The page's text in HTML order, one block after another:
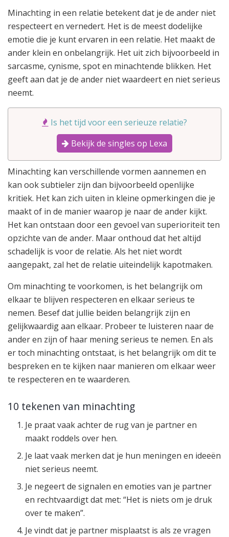
Minachting in een relatie betekent dat je de ander niet
respecteert en vernedert. Het is de meest dodelijke
emotie die je kunt ervaren in een relatie. Het maakt de
ander klein en onbelangrijk. Het uit zich bijvoorbeeld in
sarcasme, cynisme, spot en minachtende blikken. Het
geeft aan dat je de ander niet waardeert en niet serieus
neemt.
Is het tijd voor een serieuze relatie?
Bekijk de singles op Lexa
Minachting kan verschillende vormen aannemen en
kan ook subtieler zijn dan bijvoorbeeld openlijke
kritiek. Het kan zich uiten in kleine opmerkingen die je
maakt of in de manier waarop je naar de ander kijkt.
Het kan ontstaan door een gevoel van superioriteit ten
opzichte van de ander. Maar onthoud dat het altijd
schadelijk is voor de relatie. Als het niet wordt
aangepakt, zal het de relatie uiteindelijk kapotmaken.
Om minachting te voorkomen, is het belangrijk om
elkaar te blijven respecteren en elkaar serieus te
nemen. Besef dat jullie beiden belangrijk zijn en
gelijkwaardig aan elkaar. Probeer te luisteren naar de
ander en zijn of haar mening serieus te nemen. En als
er toch minachting ontstaat, is het belangrijk om dit te
bespreken en te kijken naar manieren om elkaar weer
te respecteren en te waarderen.
10 tekenen van minachting
Je praat vaak achter de rug van je partner en
maakt roddels over hen.
Je laat vaak merken dat je hun meningen en ideeën
niet serieus neemt.
Je negeert de signalen en emoties van je partner
en rechtvaardigt dat met: “Het is niets om je druk
over te maken”.
Je vindt dat je partner misplaatst is als ze vragen